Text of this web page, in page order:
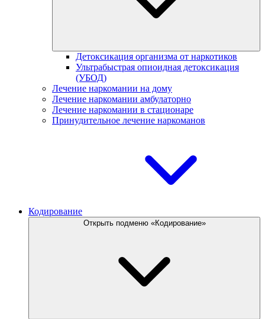
Детоксикация организма от наркотиков
Ультрабыстрая опиоидная детоксикация
(УБОД)
Лечение наркомании на дому
Лечение наркомании амбулаторно
Лечение наркомании в стационаре
Принудительное лечение наркоманов
Кодирование
Открыть подменю «Кодирование»